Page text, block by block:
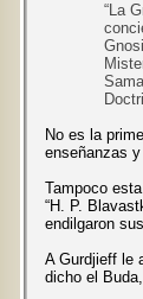
“La
No es la
enseñanzas
Tampoco
“H. P.
endilgaron
A Gurdjieff le
dicho el